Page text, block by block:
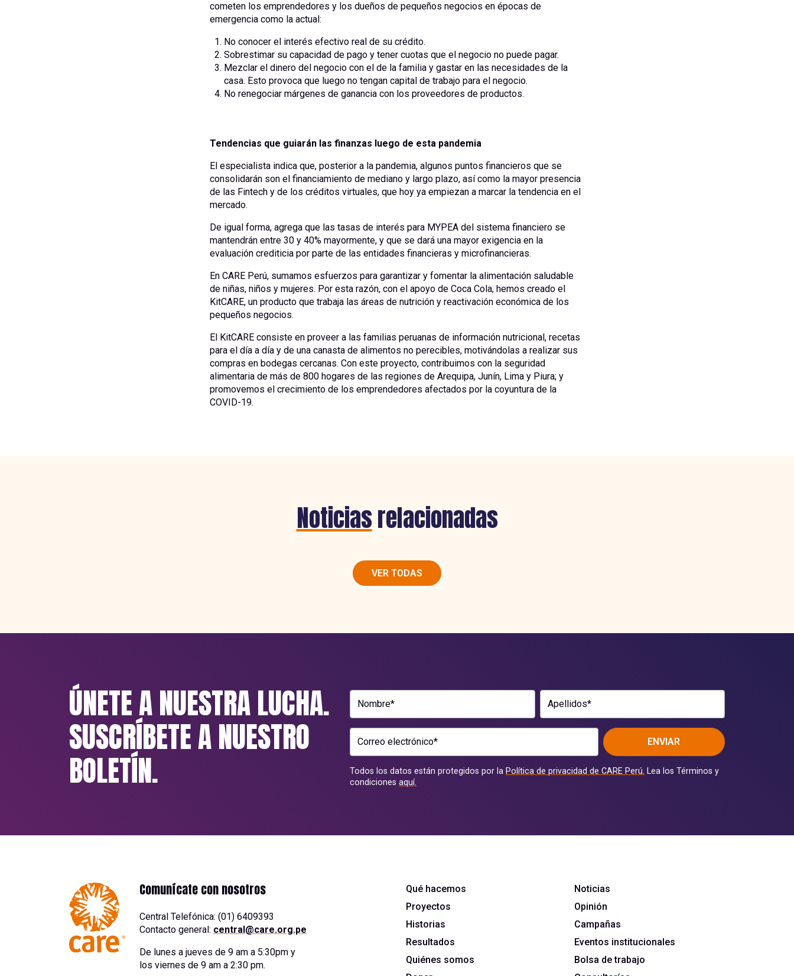
cometen los emprendedores y los dueños de pequeños negocios en épocas de
emergencia como la actual:
No conocer el interés efectivo real de su crédito.
Sobrestimar su capacidad de pago y tener cuotas que el negocio no puede pagar.
Mezclar el dinero del negocio con el de la familia y gastar en las necesidades de la
casa. Esto provoca que luego no tengan capital de trabajo para el negocio.
No renegociar márgenes de ganancia con los proveedores de productos.
Tendencias que guiarán las finanzas luego de esta pandemia
El especialista indica que, posterior a la pandemia, algunos puntos financieros que se
consolidarán son el financiamiento de mediano y largo plazo, así como la mayor presencia
de las Fintech y de los créditos virtuales, que hoy ya empiezan a marcar la tendencia en el
mercado.
De igual forma, agrega que las tasas de interés para MYPEA del sistema financiero se
mantendrán entre 30 y 40% mayormente, y que se dará una mayor exigencia en la
evaluación crediticia por parte de las entidades financieras y microfinancieras.
En CARE Perú, sumamos esfuerzos para garantizar y fomentar la alimentación saludable
de niñas, niños y mujeres. Por esta razón, con el apoyo de Coca Cola, hemos creado el
KitCARE, un producto que trabaja las áreas de nutrición y reactivación económica de los
pequeños negocios.
El KitCARE consiste en proveer a las familias peruanas de información nutricional, recetas
para el día a día y de una canasta de alimentos no perecibles, motivándolas a realizar sus
compras en bodegas cercanas. Con este proyecto, contribuimos con la seguridad
alimentaria de más de 800 hogares de las regiones de Arequipa, Junín, Lima y Piura; y
promovemos el crecimiento de los emprendedores afectados por la coyuntura de la
COVID-19.
Noticiasrelacionadas
VER TODAS
ÚNETE A NUESTRA LUCHA.
SUSCRÍBETE A NUESTRO
BOLETÍN.
Nombre* Apellidos*
Correo electrónico* ENVIAR
Todos los datos están protegidos por la Política de privacidad de CARE Perú.
Lea los Términos y
condiciones aquí.
Comunícate con nosotros
Central Telefónica: (01) 6409393
Contacto general: central@care.org.pe
De lunes a jueves de 9 am a 5:30pm y
los viernes de 9 am a 2:30 pm.
Qué hacemos
Proyectos
Historias
Resultados
Quiénes somos
Noticias
Opinión
Campañas
Eventos institucionales
Bolsa de trabajo